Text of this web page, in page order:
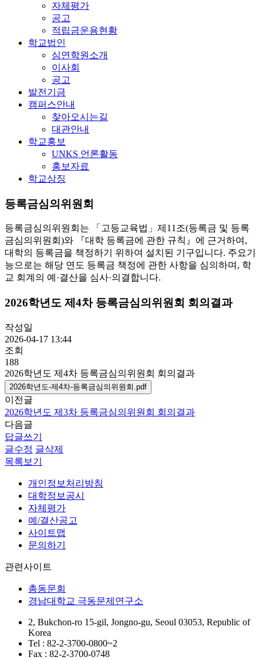
자체평가
공고
적립금운용현황
학교법인
심연학원소개
이사회
공고
발전기금
캠퍼스안내
찾아오시는길
대관안내
학교홍보
UNKS 언론활동
홍보자료
학교상징
등록금심의위원회
등록금심의위원회는 「고등교육법」제11조(등록금 및 등록
금심의위원회)와 『대학 등록금에 관한 규칙』에 근거하여,
대학의 등록금을 책정하기 위하여 설치된 기구입니다. 주요기
능으로는 해당 연도 등록금 책정에 관한 사항을 심의하며, 학
교 회계의 예·결산을 심사·의결합니다.
2026학년도 제4차 등록금심의위원회 회의결과
작성일
2026-04-17 13:44
조회
188
2026학년도 제4차 등록금심의위원회 회의결과
2026학년도-제4차-등록금심의위원회.pdf
이전글
2026학년도 제3차 등록금심의위원회 회의결과
다음글
답글쓰기
글수정 글삭제
목록보기
개인정보처리방침
대학정보공시
자체평가
예/결산공고
사이트맵
문의하기
관련사이트
총동문회
경남대학교 극동문제연구소
2, Bukchon-ro 15-gil, Jongno-gu, Seoul 03053, Republic of
Korea
Tel : 82-2-3700-0800~2
Fax : 82-2-3700-0748